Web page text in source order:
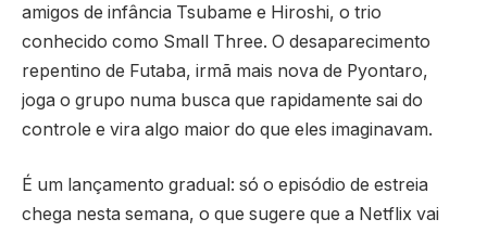
amigos de infância Tsubame e Hiroshi, o trio
conhecido como Small Three. O desaparecimento
repentino de Futaba, irmã mais nova de Pyontaro,
joga o grupo numa busca que rapidamente sai do
controle e vira algo maior do que eles imaginavam.
É um lançamento gradual: só o episódio de estreia
chega nesta semana, o que sugere que a Netflix vai